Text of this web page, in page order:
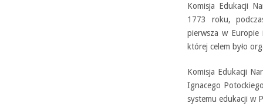
Komisja Edukacji
1773 roku,
pierwsza w
której celem było
Komisja Edukacji
Ignacego
systemu edukacji w